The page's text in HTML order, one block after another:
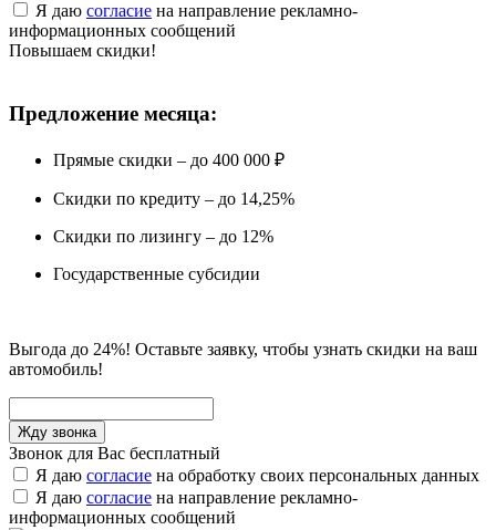
Я даю согласие на направление рекламно-
информационных сообщений
Повышаем скидки!
Предложение месяца:
Прямые скидки – до 400 000 ₽
Скидки по кредиту – до 14,25%
Скидки по лизингу – до 12%
Государственные субсидии
Выгода до 24%! Оставьте заявку, чтобы узнать скидки на ваш
автомобиль!
Звонок для Вас бесплатный
Я даю согласие на обработку своих персональных данных
Я даю согласие на направление рекламно-
информационных сообщений